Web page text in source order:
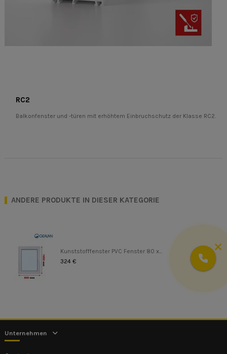
RC2
Balkonfenster und -türen mit erhöhtem Einbruchschutz der Klasse RC2.
ANDERE PRODUKTE IN DIESER KATEGORIE
Kunststofffenster PVC Fenster 80 x...
324 €
Unternehmen